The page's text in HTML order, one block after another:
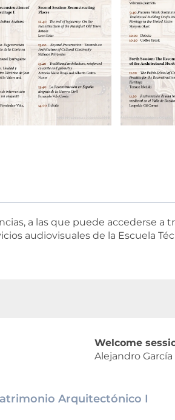
a las que puede accederse a
audiovisuales de la Escuela
Welcome
Alejandro
Arquitectónico I